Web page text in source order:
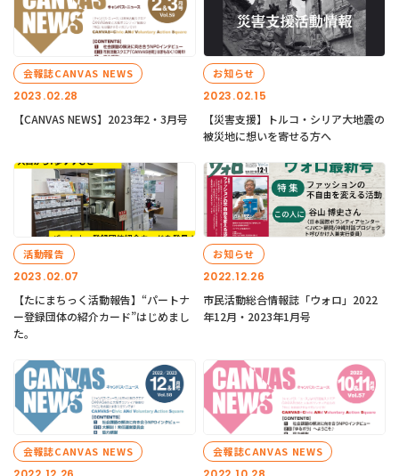
2023.02.28
会報誌CANVAS NEWS
【CANVAS NEWS】2023年2・3月号
2023.02.15
お知らせ
【災害支援】トルコ・シリア大地震の
被災地に想いを寄せる方へ
2023.02.07
活動報告
【たにまちっく活動報告】“パートナ
ー登録団体の紹介カード”はじめまし
た。
2022.12.26
お知らせ
市民活動総合情報誌「ウォロ」2022
年12月・2023年1月号
会報誌CANVAS NEWS 会報誌CANVAS NEWS